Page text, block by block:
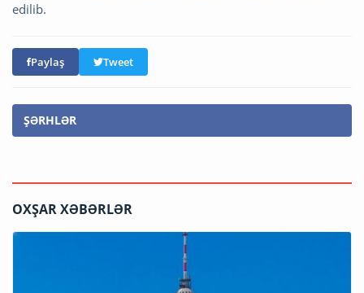
edilib.
Paylaş Tweet
ŞƏRHLƏR
OXŞAR XƏBƏRLƏR